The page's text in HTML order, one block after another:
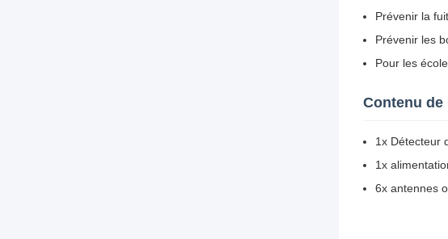
Prévenir la
Prévenir les
Pour les
Contenu de
1x Détecteur
1x
6x antennes